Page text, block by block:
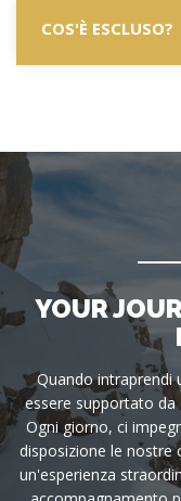
COS'È ESCLUSO?
YOUR
Quando intraprendi
essere supportato da
Ogni giorno, ci
disposizione le nostre
un'esperienza